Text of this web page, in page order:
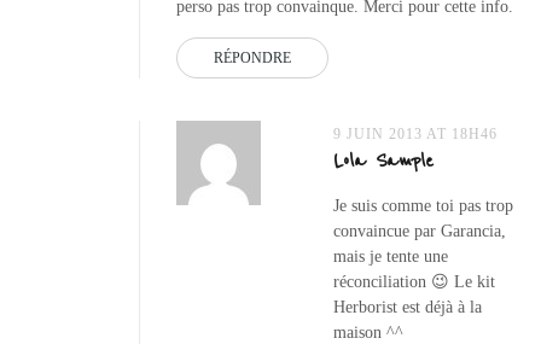
perso pas trop convainque. Merci pour cette info.
RÉPONDRE
9 JUIN 2013 AT 18H46
Lola Sample
Je suis comme toi pas trop
convaincue par Garancia,
mais je tente une
réconciliation 😉 Le kit
Herborist est déjà à la
maison ^^